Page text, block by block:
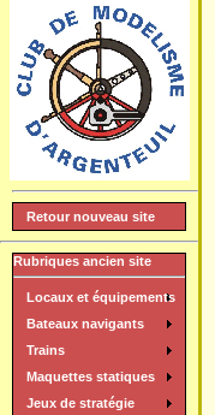
]
Retour nouveau site
Rubriques ancien site
Locaux et équipements
Bateaux navigants
Trains
Maquettes statiques
Jeux de stratégie